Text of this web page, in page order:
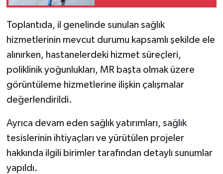
Toplantıda, il genelinde sunulan sağlık
hizmetlerinin mevcut durumu kapsamlı şekilde ele
alınırken, hastanelerdeki hizmet süreçleri,
poliklinik yoğunlukları, MR başta olmak üzere
görüntüleme hizmetlerine ilişkin çalışmalar
değerlendirildi.
Ayrıca devam eden sağlık yatırımları, sağlık
tesislerinin ihtiyaçları ve yürütülen projeler
hakkında ilgili birimler tarafından detaylı sunumlar
yapıldı.